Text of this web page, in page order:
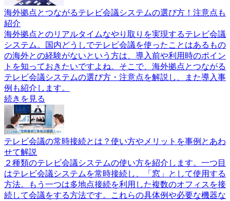
海外拠点とつながるテレビ会議システムの選び方！注意点も
紹介
海外拠点とのリアルタイムなやり取りを実現するテレビ会議
システム。国内どうしでテレビ会議を使ったことはあるもの
の海外との経験がないという方は、導入前や利用時のポイン
トを知っておきたいですよね。そこで、海外拠点とつながる
テレビ会議システムの選び方・注意点を解説し、また導入事
例も紹介します。
続きを見る
テレビ会議の常時接続とは？使い方やメリットを事例とあわ
せて解説
２種類のテレビ会議システムの使い方を紹介します。一つ目
はテレビ会議システムを常時接続し、「窓」として使用する
方法。もう一つは多地点接続を利用した複数のオフィスを接
続して会議をする方法です。これらの具体例や必要な機器な